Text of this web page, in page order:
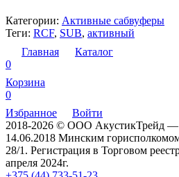
Категории: Активные сабвуферы
Теги: RCF, SUB, активный
Главная
Каталог
0
Корзина
0
Избранное
Войти
2018-2026 © ООО АкустикТрейд
14.06.2018 Минским
28/1. Регистрация в Торговом
апреля 2024г.